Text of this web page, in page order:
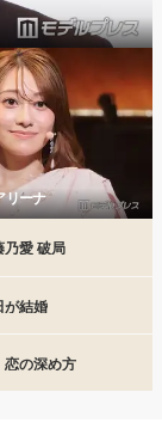
リーナ
愛 破局
が結婚
恋の深め方